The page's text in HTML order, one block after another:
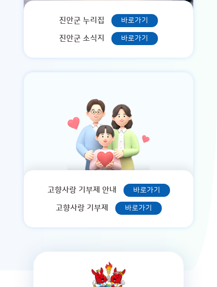
진안군 누리집 바로가기
진안군 소식지 바로가기
고향사랑 기부제 안내 바로가기
고향사랑 기부제 바로가기